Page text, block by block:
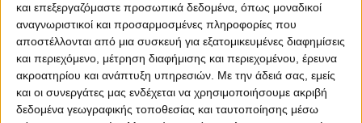
και επεξεργαζόμαστε προσωπικά δεδομένα, όπως μοναδικοί
αναγνωριστικοί και προσαρμοσμένες πληροφορίες που
αποστέλλονται από μια συσκευή για εξατομικευμένες διαφημίσεις
και περιεχόμενο, μέτρηση διαφήμισης και περιεχομένου, έρευνα
ακροατηρίου και ανάπτυξη υπηρεσιών. Με την άδειά σας, εμείς
και οι συνεργάτες μας ενδέχεται να χρησιμοποιήσουμε ακριβή
δεδομένα γεωγραφικής τοποθεσίας και ταυτοποίησης μέσω
About Offradio Business Class Terms & Conditions
Privacy Policy
Designed & developed byporcupine colors&Fotis Alexandrou